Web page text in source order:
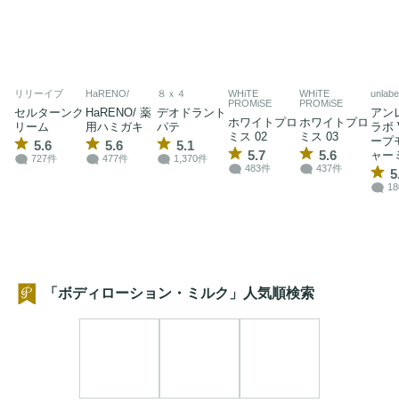
リリーイブ
セルターンク
リーム
5.6
727件
HaRENO/
HaRENO/ 薬
用ハミガキ
5.6
477件
８ｘ４
デオドラント
パテ
5.1
1,370件
WHiTE
PROMiSE
ホワイトプロ
ミス 02
5.7
483件
WHiTE
PROMiSE
ホワイトプロ
ミス 03
5.6
437件
アン
ラボ
ープ
ャー
「ボディローション・ミルク」人気順検索